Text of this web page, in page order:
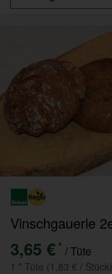
3,65 € * / Tüte
1 * Tüte (1,83 € / Stück)